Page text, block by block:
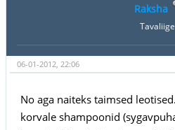
Raksha
Tavaliige
06-01-2012, 22:06
No aga naiteks taimsed
korvale shampoonid